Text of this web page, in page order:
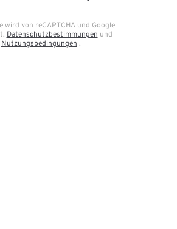
wird von reCAPTCHA und Google
Datenschutzbestimmungen und
Nutzungsbedingungen .